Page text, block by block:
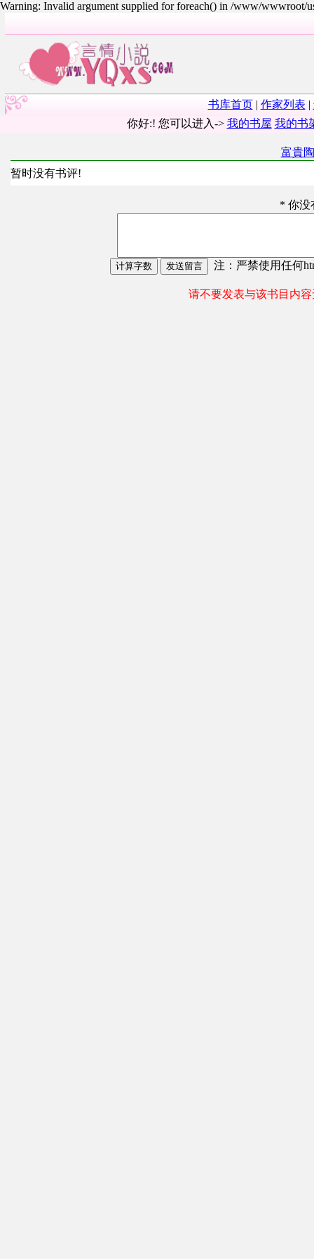
Warning: Invalid argument supplied for foreach() in /www/wwwroot/
书库首页| 作家列表 |
你好:! 您可以进入-> 我的书屋 我的书
富貴
暂时没有书评!
* 你没
注：严禁使用任何
请不要发表与该书目内